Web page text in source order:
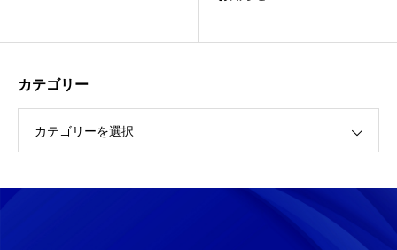
カテゴリー
カテゴリーを選択